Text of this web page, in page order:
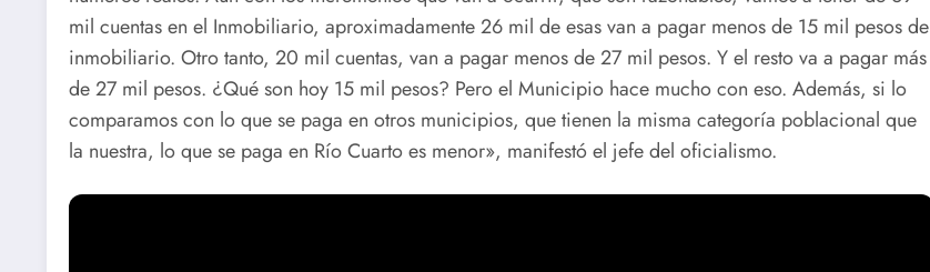
mil cuentas en el Inmobiliario, aproximadamente 26 mil de esas van a pagar menos de 15 mil pesos de
inmobiliario. Otro tanto, 20 mil cuentas, van a pagar menos de 27 mil pesos. Y el resto va a pagar más
de 27 mil pesos. ¿Qué son hoy 15 mil pesos? Pero el Municipio hace mucho con eso. Además, si lo
comparamos con lo que se paga en otros municipios, que tienen la misma categoría poblacional que
la nuestra, lo que se paga en Río Cuarto es menor», manifestó el jefe del oficialismo.